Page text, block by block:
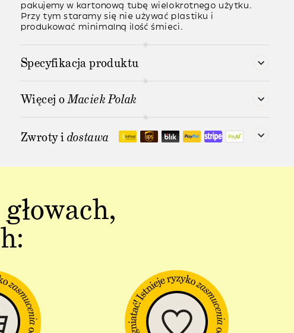
pakujemy w kartonową tubę wielokrotnego użytku.
Przy tym staramy się nie używać plastiku i
produkować minimalną ilość śmieci.
Specyfikacja produktu
Więcej oMaciek Polak
Zwroty idostawa